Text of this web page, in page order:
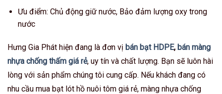
Ưu điểm: Chủ động giữ nước, Bảo đảm lượng oxy trong
nước
Hưng Gia Phát hiện đang là đơn vị bán bạt HDPE, bán màng
nhựa chống thấm giá rẻ, uy tín và chất lượng. Bạn sẽ luôn hài
lòng với sản phẩm chúng tôi cung cấp. Nếu khách đang có
nhu cầu mua bạt lót hồ nuôi tôm giá rẻ, màng nhựa chống